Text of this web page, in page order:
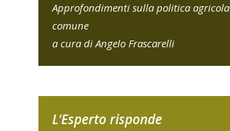
Approfondimenti sulla politica agricola
comune
a cura di Angelo Frascarelli
L'Esperto risponde